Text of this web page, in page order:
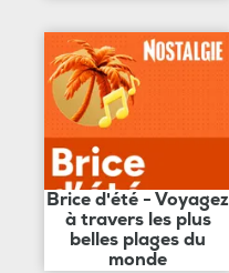
Brice d'été - Voyagez
à travers les plus
belles plages du
monde